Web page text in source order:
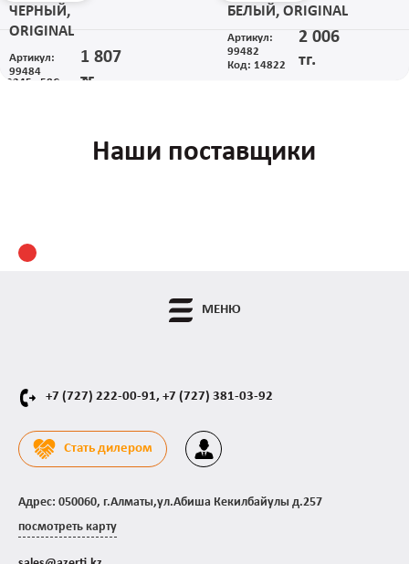
ЧЕРНЫЙ,
ORIGINAL
Артикул:
99484
1 807
тг.
БЕЛЫЙ, ORIGINAL
Артикул:
99482
Код: 14822
2 006
тг.
23 45 58След.Все
Наши поставщики
+7 (727) 222-00-91, +7 (727) 381-03-92
Стать дилером
Адрес: 050060, г.Алматы,ул.Абиша Кекилбайулы д.257
посмотреть карту
МЕНЮ